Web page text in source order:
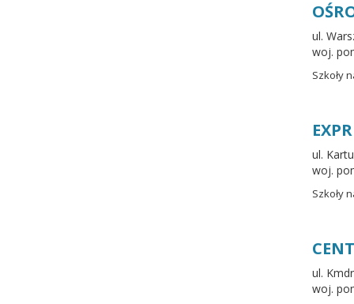
ul.
woj.
Szkoły
ul.
woj.
Szkoły
ul.
woj.